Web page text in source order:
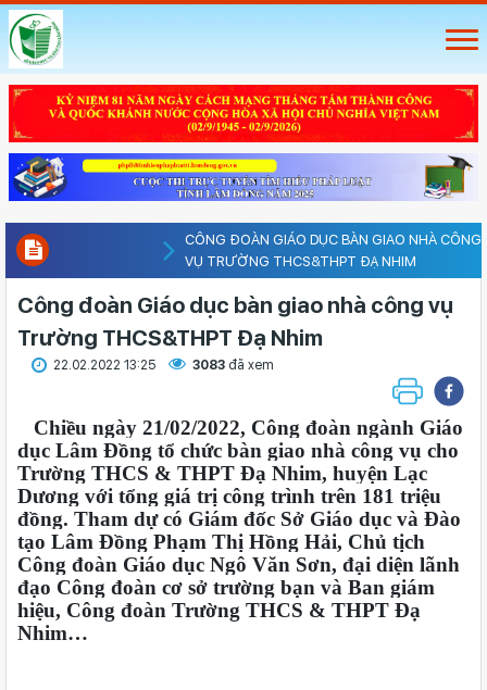
CÔNG ĐOÀN GIÁO DỤC BÀN GIAO NHÀ CÔNG
VỤ TRƯỜNG THCS&THPT ĐẠ NHIM
Công đoàn Giáo dục bàn giao nhà công vụ
Trường THCS&THPT Đạ Nhim
22.02.2022 13:25 3083 đã xem
Chiều ngày 21/02/2022, Công đoàn ngành Giáo
dục Lâm Đồng tổ chức bàn giao nhà công vụ cho
Trường THCS & THPT Đạ Nhim, huyện Lạc
Dương với tổng giá trị công trình trên 181 triệu
đồng. Tham dự có Giám đốc Sở Giáo dục và Đào
tạo Lâm Đồng Phạm Thị Hồng Hải, Chủ tịch
Công đoàn Giáo dục Ngô Văn Sơn, đại diện lãnh
đạo Công đoàn cơ sở trường bạn và Ban giám
hiệu, Công đoàn Trường THCS & THPT Đạ
Nhim…